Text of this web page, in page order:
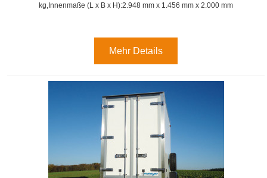
kg, Innenmaße (L x B x H):2.948 mm x 1.456 mm x 2.000 mm
Mehr Details